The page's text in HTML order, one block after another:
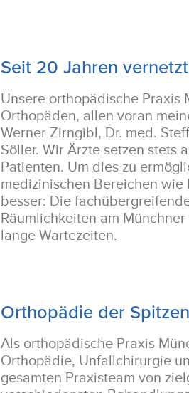
Seit 20 Jahren
Unsere orthopädische Praxis
Orthopäden, allen voran
Werner Zirngibl, Dr. med.
Söller. Wir Ärzte setzen stets
Patienten. Um dies zu
medizinischen Bereichen wie
besser: Die
Räumlichkeiten am
lange Wartezeiten.
Orthopädie der
Als orthopädische Praxis
Orthopädie, Unfallchirurgie
gesamten Praxisteam von